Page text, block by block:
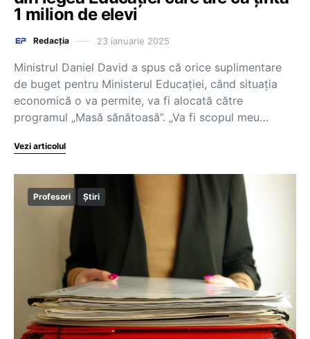
1 milion de elevi
Redacția 23 ianuarie 2025
Ministrul Daniel David a spus că orice suplimentare
de buget pentru Ministerul Educației, când situația
economică o va permite, va fi alocată către
programul „Masă sănătoasă”. „Va fi scopul meu…
Vezi articolul
Profesori Știri